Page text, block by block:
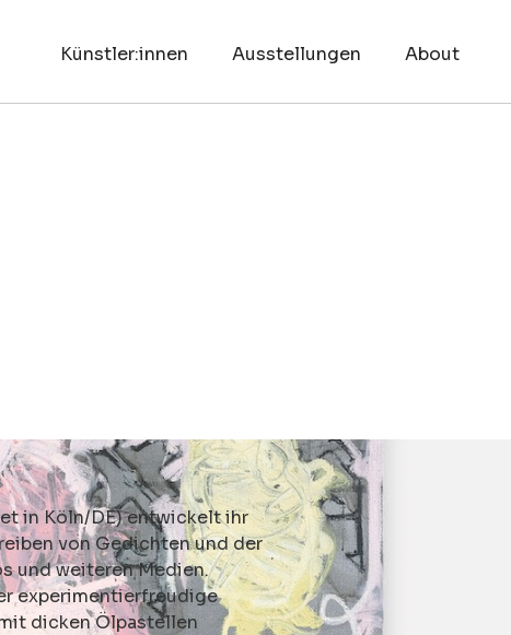
Künstler:innen Ausstellungen About
in Köln/DE) entwickelt ihr
von Gedichten und der
und weiteren Medien.
experimentierfreudige
dicken Ölpastellen